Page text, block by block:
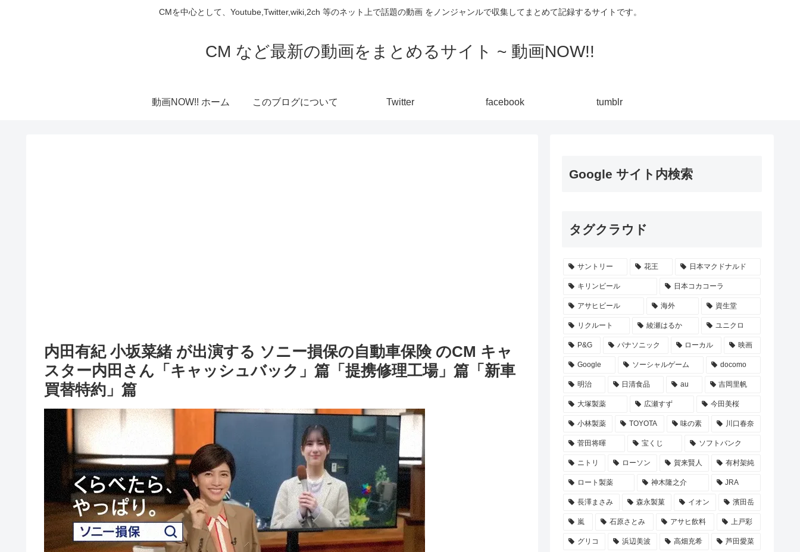
CMを中心として、Youtube,Twitter,wiki,2ch 等のネット上で話題の動画 をノンジャンルで収集してまとめて記録するサイトです。
CM など最新の動画をまとめるサイト ~ 動画NOW!!
動画NOW!! ホーム このブログについて Twitter facebook tumblr
内田有紀 小坂菜緒 が出演する ソニー損保の自動車保険 のCM キャ
スター内田さん「キャッシュバック」篇「提携修理工場」篇「新車
買替特約」篇
Google サイト内検索
タグクラウド
サントリー 花王 日本マクドナルド
キリンビール 日本コカコーラ
アサヒビール 海外 資生堂
リクルート 綾瀬はるか ユニクロ
P&G パナソニック ローカル 映画
Google ソーシャルゲーム docomo
明治 日清食品 au 吉岡里帆
大塚製薬 広瀬すず 今田美桜
小林製薬 TOYOTA 味の素 川口春奈
菅田将暉 宝くじ ソフトバンク
ニトリ ローソン 賀来賢人 有村架純
ロート製薬 神木隆之介 JRA
長澤まさみ 森永製菓 イオン 濱田岳
嵐 石原さとみ アサヒ飲料 上戸彩
グリコ 浜辺美波 高畑充希 芦田愛菜